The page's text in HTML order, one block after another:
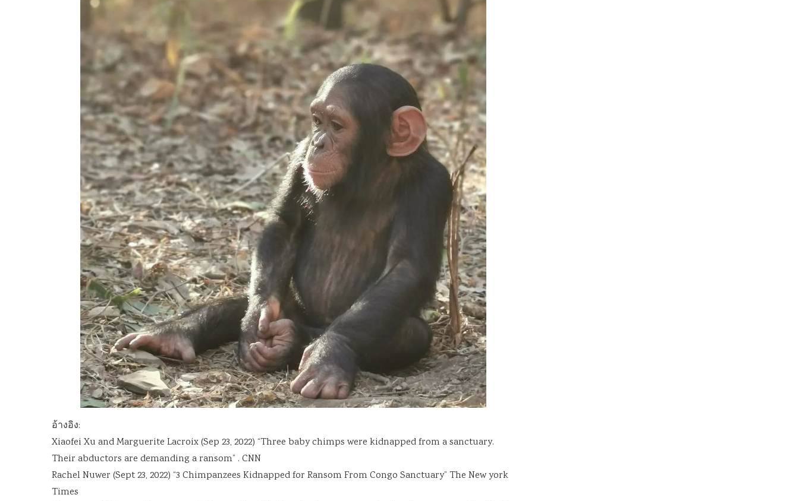
อ้างอิง:
Xiaofei Xu and Marguerite Lacroix (Sep 23, 2022) “Three baby chimps were kidnapped from a sanctuary.
Their abductors are demanding a ransom” . CNN
Rachel Nuwer (Sept 23, 2022) “3 Chimpanzees Kidnapped for Ransom From Congo Sanctuary” The New york
Times